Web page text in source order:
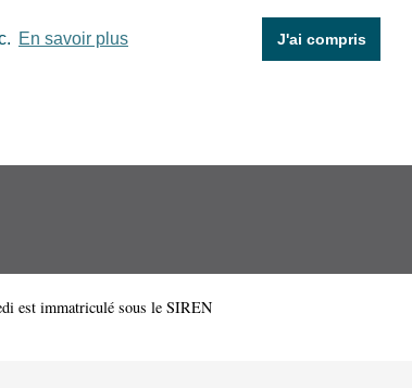
En savoir plus J'ai compris
est immatriculé sous le SIREN